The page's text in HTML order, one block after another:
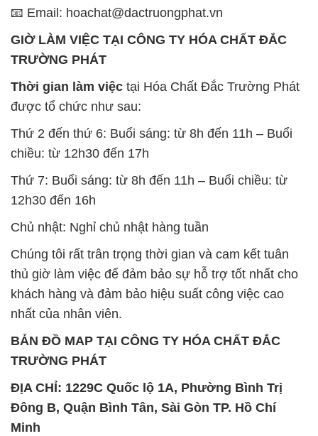
📧 Email: hoachat@dactruongphat.vn
GIỜ LÀM VIỆC TẠI CÔNG TY HÓA CHẤT ĐẮC
TRƯỜNG PHÁT
Thời gian làm việc tại Hóa Chất Đắc Trường Phát
được tổ chức như sau:
Thứ 2 đến thứ 6: Buổi sáng: từ 8h đến 11h – Buổi
chiều: từ 12h30 đến 17h
Thứ 7: Buổi sáng: từ 8h đến 11h – Buổi chiều: từ
12h30 đến 16h
Chủ nhật: Nghỉ chủ nhật hàng tuần
Chúng tôi rất trân trọng thời gian và cam kết tuân
thủ giờ làm việc để đảm bảo sự hỗ trợ tốt nhất cho
khách hàng và đảm bảo hiệu suất công việc cao
nhất của nhân viên.
BẢN ĐỒ MAP TẠI CÔNG TY HÓA CHẤT ĐẮC
TRƯỜNG PHÁT
ĐỊA CHỈ: 1229C Quốc lộ 1A, Phường Bình Trị
Đông B, Quận Bình Tân, Sài Gòn TP. Hồ Chí
Minh